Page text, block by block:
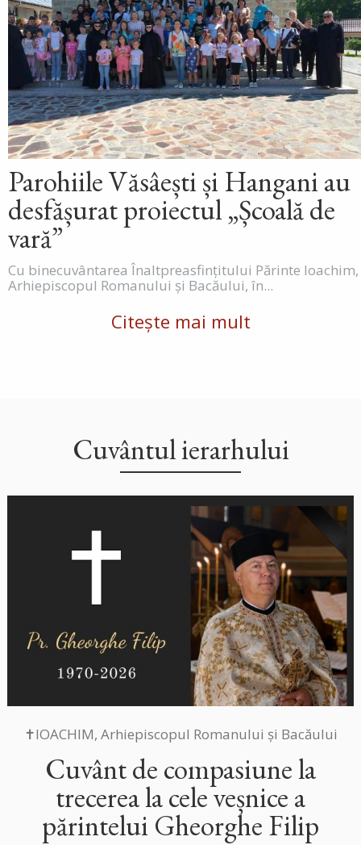
Parohiile Văsâești și Hangani au
desfășurat proiectul „Școală de
vară”
Cu binecuvântarea Înaltpreasfințitului Părinte Ioachim,
Arhiepiscopul Romanului și Bacăului, în...
Citește mai mult
Cuvântul ierarhului
✝IOACHIM, Arhiepiscopul Romanului și Bacăului
Cuvânt de compasiune la
trecerea la cele veșnice a
părintelui Gheorghe Filip